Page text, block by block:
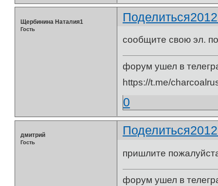
Поделиться
Щербинина Наталия1
Гость
сообщите свою эл.
форум ушел в
https://t.me/
0
Поделиться
дмитрий
Гость
пришлите
форум ушел в